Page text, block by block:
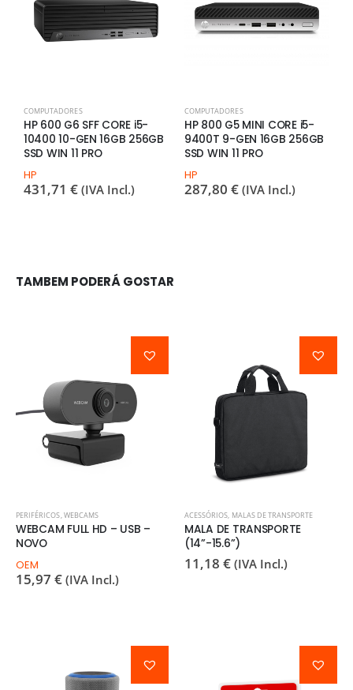
COMPUTADORES
HP 600 G6 SFF CORE i5-
10400 10-GEN 16GB 256GB
SSD WIN 11 PRO
HP
431,71 € (IVA Incl.)
COMPUTADORES
HP 800 G5 MINI CORE i5-
9400T 9-GEN 16GB 256GB
SSD WIN 11 PRO
HP
287,80 € (IVA Incl.)
TAMBEM PODERÁ GOSTAR
PERIFÉRICOS,WEBCAMS
WEBCAM FULL HD – USB –
NOVO
OEM
15,97 € (IVA Incl.)
ACESSÓRIOS, MALAS DE TRANSPORTE
MALA DE TRANSPORTE
(14”-15.6”)
11,18 € (IVA Incl.)